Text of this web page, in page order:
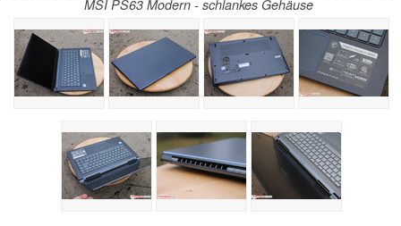
MSI PS63 Modern - schlankes Gehäuse